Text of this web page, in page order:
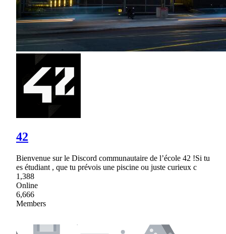
42
Bienvenue sur le Discord communautaire de l’école 42 !Si tu
es étudiant , que tu prévois une piscine ou juste curieux c
1,388
Online
6,666
Members